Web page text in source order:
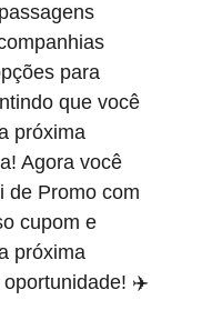
para
que você
próxima
Agora você
de Promo com
cupom e
próxima
oportunidade! ✈️